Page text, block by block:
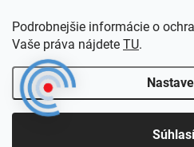
Podrobnejšie informácie o
Vaše práva nájdete TU.
POŠTOVNÉ A DOPRAVA
VERNOSTNÝ
vapeee.eu .